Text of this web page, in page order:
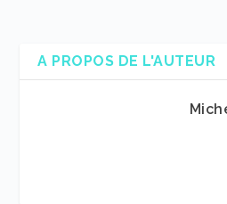
A PROPOS DE L'AUTEUR